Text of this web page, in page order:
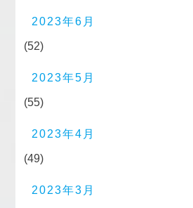
2023年6月
(52)
2023年5月
(55)
2023年4月
(49)
2023年3月